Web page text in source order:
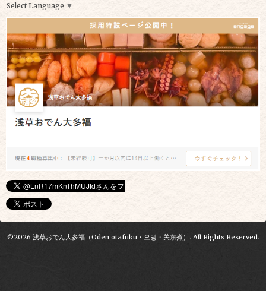
Select Language ▼
©2026 浅草おでん大多福（Oden otafuku・오뎅・关东煮） . All Rights Reserved.